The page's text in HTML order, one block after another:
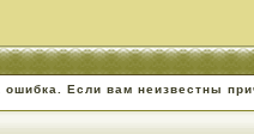
Если вам неизвестны